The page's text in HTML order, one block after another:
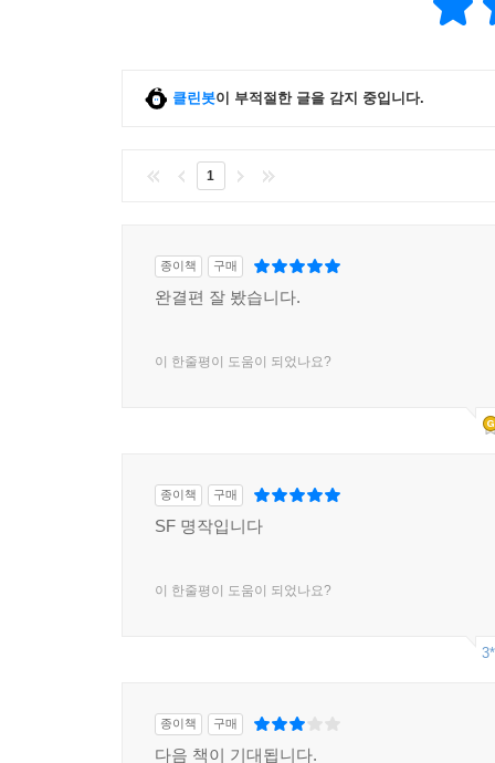
클린봇이 부적절한 글을 감지 중입니다.
1
종이책 구매
완결편 잘 봤습니다.
이 한줄평이 도움이 되었나요?
종이책 구매
SF 명작입니다
이 한줄평이 도움이 되었나요?
종이책 구매
다음 책이 기대됩니다.